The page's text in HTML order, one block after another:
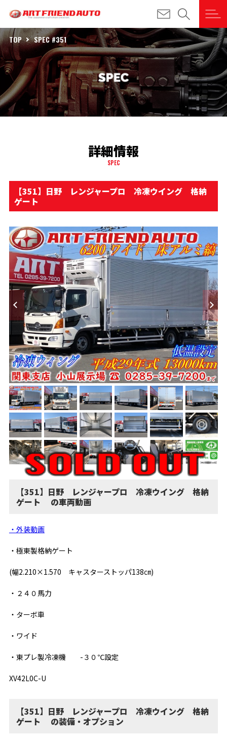
TOP SPEC #351
詳細情報
SPEC
【351】日野 レンジャープロ 冷凍ウイング 格納
ゲート
【351】日野 レンジャープロ 冷凍ウイング 格納
ゲート の車両動画
・外装動画
・極東製格納ゲート
(幅2.210×1.570 キャスターストッパ138㎝)
・２４０馬力
・ターボ車
・ワイド
・東プレ製冷凍機 -３０℃設定
XV42L0C-U
【351】日野 レンジャープロ 冷凍ウイング 格納
ゲート の装備・オプション